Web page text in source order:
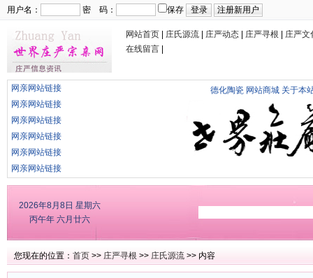
用户名： 密 码： 保存
网站首页 庄氏源流 庄严动态 庄严寻根
庄严文
在线留言
网亲网站链接
网亲网站链接
网亲网站链接
网亲网站链接
网亲网站链接
网亲网站链接
德化陶瓷 网站商城 关于本
2026年8月8日 星期六
丙午年 六月廿六
您现在的位置： 首页 >> 庄严寻根 >> 庄氏源流 >> 内容